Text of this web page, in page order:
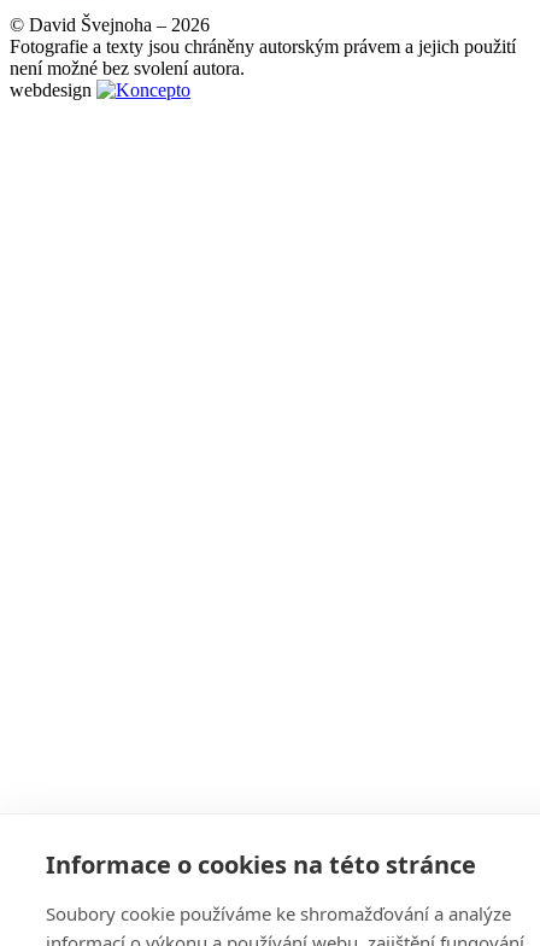
© David Švejnoha – 2026
Fotografie a texty jsou chráněny autorským právem a jejich použití
není možné bez svolení autora.
webdesign
Informace o cookies na této stránce
Soubory cookie používáme ke shromažďování a analýze